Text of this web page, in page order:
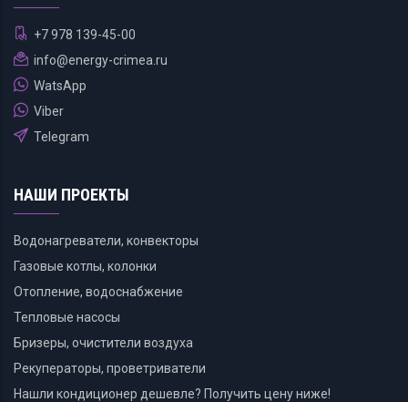
+7 978 139-45-00
info@energy-crimea.ru
WatsApp
Viber
Telegram
НАШИ ПРОЕКТЫ
Водонагреватели, конвекторы
Газовые котлы, колонки
Отопление, водоснабжение
Тепловые насосы
Бризеры, очистители воздуха
Рекуператоры, проветриватели
Нашли кондиционер дешевле? Получить цену ниже!